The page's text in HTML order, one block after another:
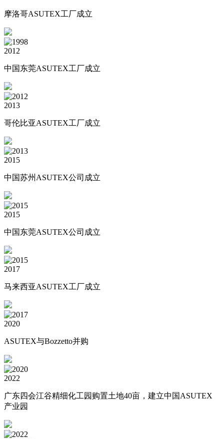
摩洛哥ASUTEX工厂成立
2012
中国东莞ASUTEX工厂成立
2013
哥伦比亚ASUTEX工厂成立
2015
中国苏州ASUTEX公司成立
2015
中国东莞ASUTEX公司成立
2017
马来西亚ASUTEX工厂成立
2020
ASUTEX与Bozzetto并购
2022
广东四会江谷精细化工园购置土地40亩，建立中国ASUTEX
产业园